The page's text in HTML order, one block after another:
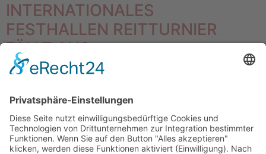
INTERNATIONALES
FESTHALLEN REITTURNIER
FÄLLT AUS
Kein Festhallenturnier 2020 – der traditionell im Advent
diesem Jahr aus. Keine große Überraschung, denn die
Corona Bestimmungen lassen die Veranstaltung in der
Frankfurter Festhalle nicht zu. Zum Glück können die
Finals der drei wichtigen Dressurserien aber wohl